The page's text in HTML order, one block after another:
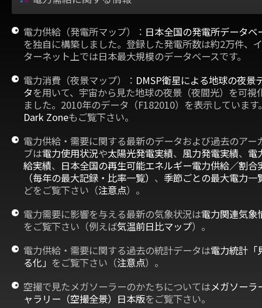
電力供給（発電所マップ）： 日本全国の発電所データベ
を独自に構築しました。登録した発電所数は約2万件、
ターネット上では日本最大規模のデータベースです。
電力消費（夜景マップ）： DMSP衛星による地球の夜景
タを用いて、宇宙から見た地球の夜景（夜間光）を可視
ました。2010年のデータ（F182010）を表示しています
Dark Zoneもご覧下さい。
電力供給・需要に関する最新のデータおよび過去のアー
ブは電力使用状況や太陽光発電実績、 風力発電実績、 電
給実績、 日本全国の再生可能エネルギー電力供給／割合
（毎年の最大記録・比率一覧） 、 季節ごとの最大電力一
どをご覧下さい（注意点）。
電力需要に影響を与える最新の気象状況は電力関連気象
をご覧下さい（例えば気温前日比マップ）。
電力供給・需要に関する過去の統計データは電力統計「
る化」 をご覧下さい（注意点）。
空撮で見たメガソーラーのかたちについてはメガソーラ
ャラリー（空撮全景）日本版をご覧下さい。